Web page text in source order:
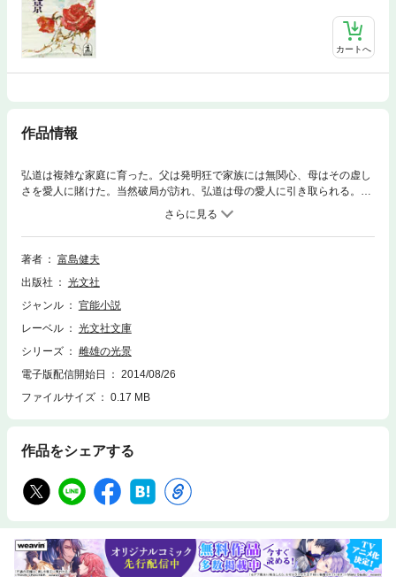
カートへ
作品情報
弘道は複雑な家庭に育った。父は発明狂で家族には無関心、母はその虚し
さを愛人に賭けた。当然破局が訪れ、弘道は母の愛人に引き取られる。父
も若い恋人を得て対抗した。こうした環境が弘道の性格に暗い影を落と
し、恋人良江を得ても、結婚に至るまで懊悩する。――大胆な性を描く富
島世界の根幹ともいえる恋愛傑作小説。
著者
富島健夫
出版社
光文社
ジャンル
官能小説
レーベル
光文社文庫
シリーズ
雌雄の光景
電子版配信開始日
2014/08/26
ファイルサイズ
0.17 MB
作品をシェアする